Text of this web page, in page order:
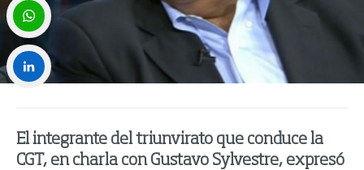
El integrante del triunvirato que conduce la
CGT, en charla con Gustavo Sylvestre, expresó
WhatsApp